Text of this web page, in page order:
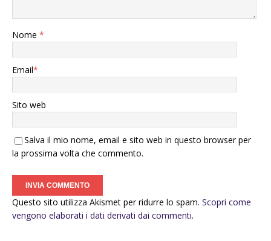
Nome *
Email*
Sito web
Salva il mio nome, email e sito web in questo browser per
la prossima volta che commento.
Questo sito utilizza Akismet per ridurre lo spam. Scopri come
vengono elaborati i dati derivati dai commenti.